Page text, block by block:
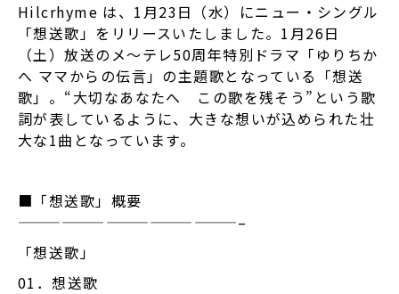
Hilcrhyme は、1月23日（水）にニュー・シングル
「想送歌」をリリースいたしました。1月26日
（土）放送のメ～テレ50周年特別ドラマ「ゆりちか
へ ママからの伝言」の主題歌となっている「想送
歌」。“大切なあなたへ この歌を残そう”という歌
詞が表しているように、大きな想いが込められた壮
大な1曲となっています。
■「想送歌」概要
———————————————–
「想送歌」
01．想送歌